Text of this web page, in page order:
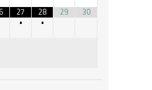
27
•
28
•
29 30